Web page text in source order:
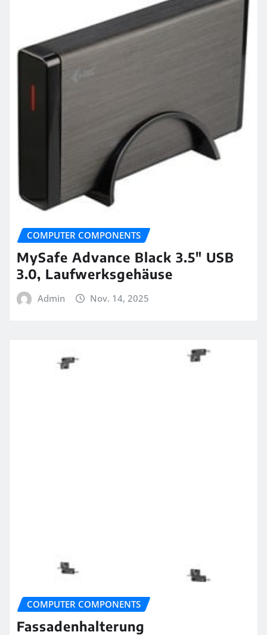
COMPUTER COMPONENTS
MySafe Advance Black 3.5″ USB
3.0, Laufwerksgehäuse
Admin Nov. 14, 2025
COMPUTER COMPONENTS
Fassadenhalterung